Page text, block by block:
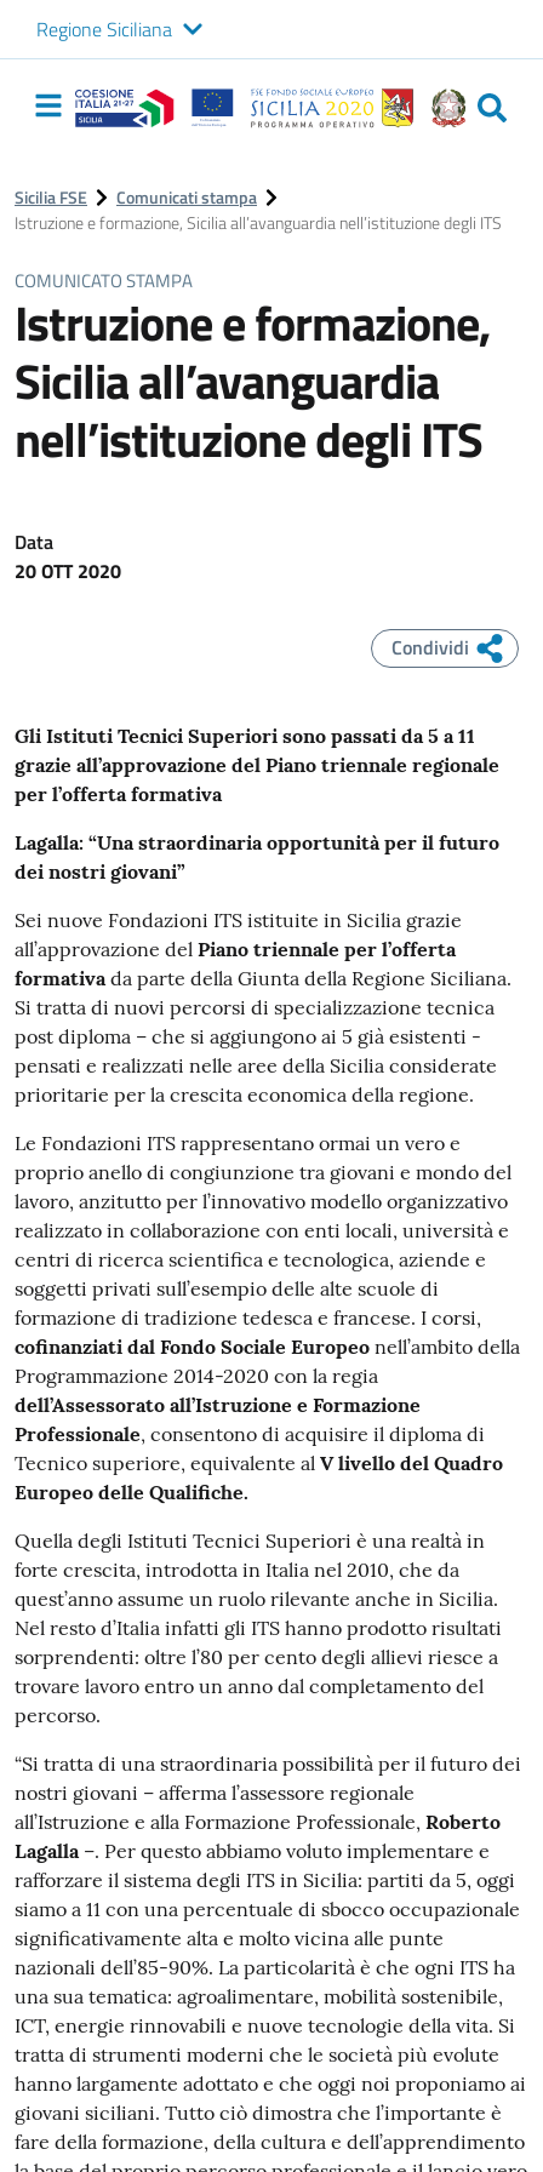
Regione Siciliana
Logo Sicilia FSE
Navigazione
principale
Sicilia FSE
Comunicati stampa
Istruzione e formazione, Sicilia all’avanguardia nell’istituzione degli ITS
COMUNICATO STAMPA
Istruzione e formazione,
Sicilia all’avanguardia
nell’istituzione degli ITS
Data
20 OTT 2020
Condividi
Gli Istituti Tecnici Superiori sono passati da 5 a 11
grazie all’approvazione del Piano triennale regionale
per l’offerta formativa
Lagalla: “Una straordinaria opportunità per il futuro
dei nostri giovani”
Sei nuove Fondazioni ITS istituite in Sicilia grazie
all’approvazione del Piano triennale per l’offerta
formativa da parte della Giunta della Regione Siciliana.
Si tratta di nuovi percorsi di specializzazione tecnica
post diploma – che si aggiungono ai 5 già esistenti -
pensati e realizzati nelle aree della Sicilia considerate
prioritarie per la crescita economica della regione.
Le Fondazioni ITS rappresentano ormai un vero e
proprio anello di congiunzione tra giovani e mondo del
lavoro, anzitutto per l’innovativo modello organizzativo
realizzato in collaborazione con enti locali, università e
centri di ricerca scientifica e tecnologica, aziende e
soggetti privati sull’esempio delle alte scuole di
formazione di tradizione tedesca e francese. I corsi,
cofinanziati dal Fondo Sociale Europeo nell’ambito della
Programmazione 2014-2020 con la regia
dell’Assessorato all’Istruzione e Formazione
Professionale, consentono di acquisire il diploma di
Tecnico superiore, equivalente al V livello del Quadro
Europeo delle Qualifiche.
Quella degli Istituti Tecnici Superiori è una realtà in
forte crescita, introdotta in Italia nel 2010, che da
quest’anno assume un ruolo rilevante anche in Sicilia.
Nel resto d’Italia infatti gli ITS hanno prodotto risultati
sorprendenti: oltre l’80 per cento degli allievi riesce a
trovare lavoro entro un anno dal completamento del
percorso.
“Si tratta di una straordinaria possibilità per il futuro dei
nostri giovani – afferma l’assessore regionale
all’Istruzione e alla Formazione Professionale, Roberto
Lagalla –. Per questo abbiamo voluto implementare e
rafforzare il sistema degli ITS in Sicilia: partiti da 5, oggi
siamo a 11 con una percentuale di sbocco occupazionale
significativamente alta e molto vicina alle punte
nazionali dell’85-90%. La particolarità è che ogni ITS ha
una sua tematica: agroalimentare, mobilità sostenibile,
ICT, energie rinnovabili e nuove tecnologie della vita. Si
tratta di strumenti moderni che le società più evolute
hanno largamente adottato e che oggi noi proponiamo ai
giovani siciliani. Tutto ciò dimostra che l’importante è
fare della formazione, della cultura e dell’apprendimento